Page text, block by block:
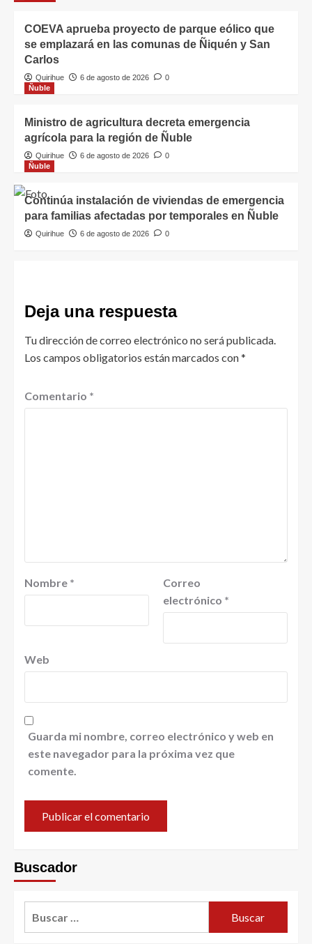
COEVA aprueba proyecto de parque eólico que
se emplazará en las comunas de Ñiquén y San
Carlos
Quirihue 6 de agosto de 2026
0
Ñuble
Ministro de agricultura decreta emergencia
agrícola para la región de Ñuble
Quirihue 6 de agosto de 2026
0
Ñuble
Continúa instalación de viviendas de emergencia
para familias afectadas por temporales en Ñuble
Quirihue 6 de agosto de 2026 0
Deja una respuesta
Tu dirección de correo electrónico no será publicada.
Los campos obligatorios están marcados con*
Comentario *
Nombre *
Correo
electrónico *
Web
Guarda mi nombre, correo electrónico y web en
este navegador para la próxima vez que
comente.
Buscador